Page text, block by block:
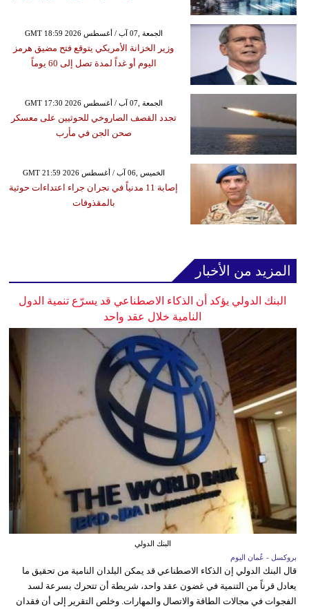
GMT 18:59 2026 الجمعة ,07 آب / أغسطس
وزير الخزانة الأمريكي يتوقع فتح مضيق هرمز
اليوم أو غداً لمدة تصل إلى 60 يوماً
GMT 17:30 2026 الجمعة ,07 آب / أغسطس
تجدد القصف الصاروخي للحوثيين على معسكر
صحن الجن في مأرب
GMT 21:59 2026 الخميس ,06 آب / أغسطس
إصابة 11 مدنياً في نجران جراء اعتداءات حوثية
بالمقذوفات
المزيد من الأخبار
البنك الدولي يؤكد أن الذكاء الاصطناعي قد يسرّع تنمية الدول
النامية خلال عقد واحد
البنك الدولي
بروكسل - عُمان اليوم
قال البنك الدولي إن الذكاء الاصطناعي قد يمكن البلدان النامية من تحقيق ما
يعادل قرناً من التنمية في غضون عقد واحد، شريطة أن تتحرك بسرعة لسد
الفجوات في مجالات الطاقة والاتصال والمهارات. وخلص التقرير إلى أن فقدان